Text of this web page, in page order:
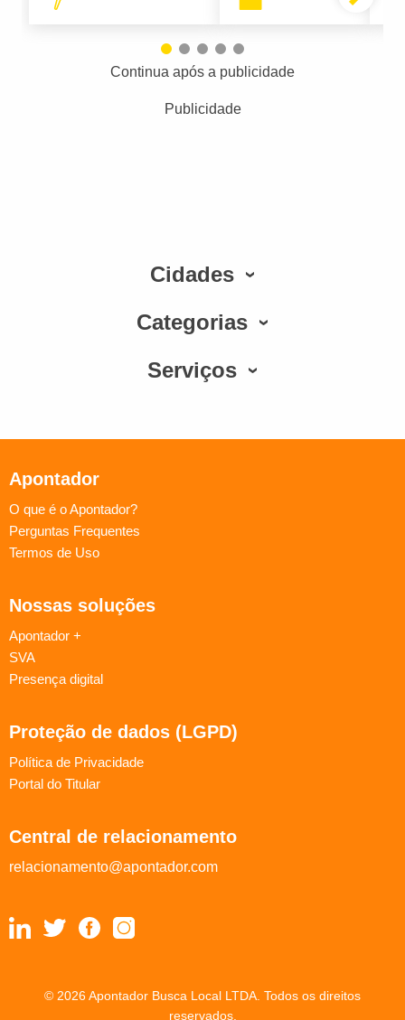
Continua após a publicidade
Publicidade
Cidades
Categorias
Serviços
Apontador
O que é o Apontador?
Perguntas Frequentes
Termos de Uso
Nossas soluções
Apontador +
SVA
Presença digital
Proteção de dados (LGPD)
Política de Privacidade
Portal do Titular
Central de relacionamento
relacionamento@apontador.com
© 2026 Apontador Busca Local LTDA. Todos os direitos
reservados.